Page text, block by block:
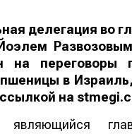
делегация во
на переговоры
в
на
являющийся